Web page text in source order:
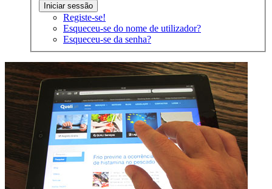
Registe-se!
Esqueceu-se do nome de utilizador?
Esqueceu-se da senha?